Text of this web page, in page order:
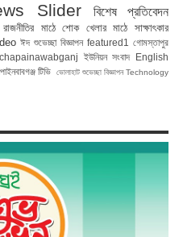
Slider
বিশেষ প্রতিবেদন
রাজনীতির মাঠে শোক খেলার মাঠে
সাক্ষাৎকার
ঈদ শুভেচ্ছা বিজ্ঞাপন featured1
গোমস্তাপুর
chapainawabganj ইউনিয়ন সংবাদ
English
টিভি ভোলাহাট শুভেচ্ছা বিজ্ঞাপন Technology